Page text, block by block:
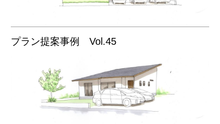
プラン提案事例 Vol.45